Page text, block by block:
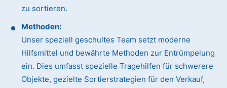
zu sortieren.
Methoden:
Unser speziell geschultes Team setzt moderne
Hilfsmittel und bewährte Methoden zur Entrümpelung
ein. Dies umfasst spezielle Tragehilfen für schwerere
Objekte, gezielte Sortierstrategien für den Verkauf,